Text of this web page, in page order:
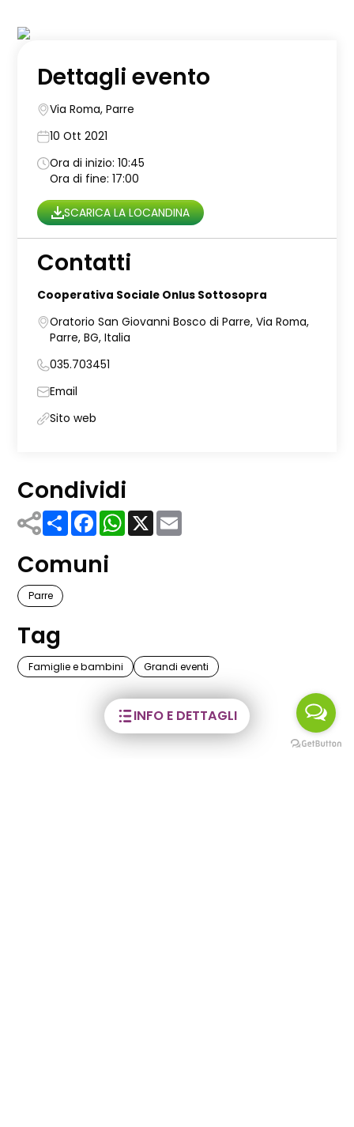
INFO E DETTAGLI
Dettagli evento
Via Roma, Parre
10 Ott 2021
Ora di inizio: 10:45
Ora di fine: 17:00
SCARICA LA LOCANDINA
Contatti
Cooperativa Sociale Onlus Sottosopra
Oratorio San Giovanni Bosco di Parre, Via Roma,
Parre, BG, Italia
035.703451
Email
Sito web
Condividi
ShareFacebook
WhatsApp
X
Comuni
Parre
Tag
Famiglie e bambini Grandi eventi